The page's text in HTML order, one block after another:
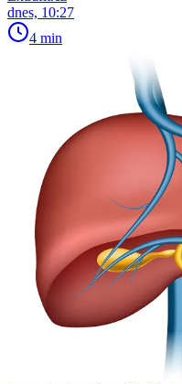
dnes, 10:27
4 min